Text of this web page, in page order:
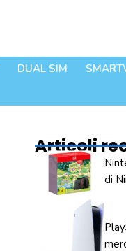
DUAL SIM
Articoli
di